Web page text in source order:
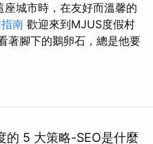
座城市時，在友好而溫馨的
南 歡迎來到MJUS度假村
著腳下的鵝卵石，總是他要
的 5 大策略-SEO是什麼